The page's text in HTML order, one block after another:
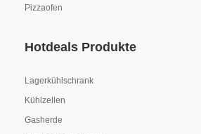
Pizzaofen
Hotdeals Produkte
Lagerkühlschrank
Kühlzellen
Gasherde